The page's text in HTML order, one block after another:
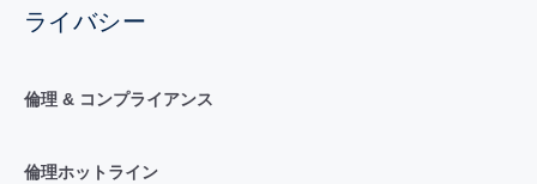
ライバシー
倫理 & コンプライアンス
倫理ホットライン